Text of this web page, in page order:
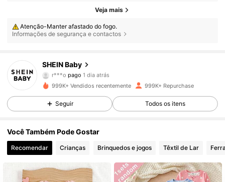
Veja mais
Atenção-Manter afastado do fogo.
Informações de segurança e contactos
SHEIN Baby
4,92
743K Seguidores
r***o pago 1 dia atrás
4,92 743K Seguidores
4,92 743K Seguidores
999K+ Vendidos recentemente 999K+ Repurchase
Seguir Todos os itens
Você Também Pode Gostar
Recomendar Crianças Brinquedos e jogos Têxtil de Lar